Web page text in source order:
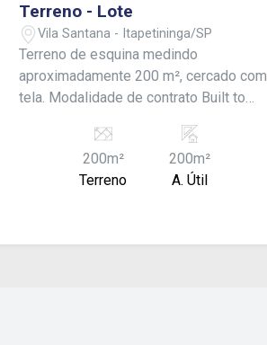
Terreno - Lote
Vila Santana - Itapetininga/SP
Terreno de esquina medindo
aproximadamente 200 m², cercado com
tela. Modalidade de contrato Built to
acordo com a necessidade do cliente.
Valor à combinar. Consulte-nos!
200m²
Terreno
200m²
A. Útil